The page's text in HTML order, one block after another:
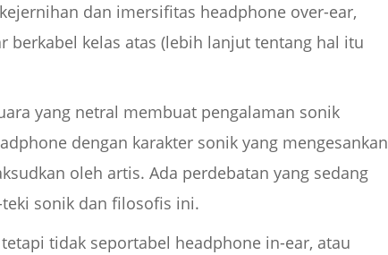
dan imersifitas headphone over-ear,
kelas atas (lebih lanjut tentang hal itu
yang netral membuat pengalaman sonik
dengan karakter sonik yang mengesankan
oleh artis. Ada perdebatan yang sedang
sonik dan filosofis ini.
tidak seportabel headphone in-ear, atau